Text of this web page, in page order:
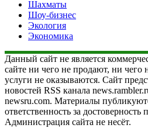
Шахматы
Шоу-бизнес
Экология
Экономика
Данный сайт не является
сайте ни чего не продают, ни чего
услуги не оказываются. Сайт
новостей RSS канала
newsru.com. Материалы
ответственность за
Администрация сайта не несёт.